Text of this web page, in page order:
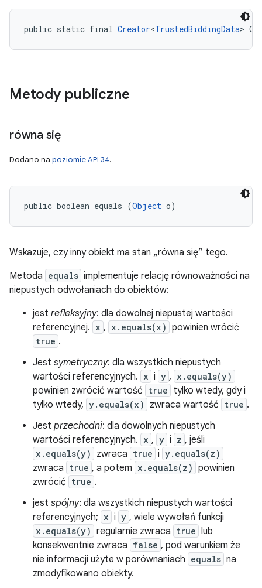
public static final Creator<TrustedBiddingData>
Metody publiczne
równa się
Dodano na poziomie API 34.
public boolean equals (Object o)
Wskazuje, czy inny obiekt ma stan „równa się” tego.
Metoda equals implementuje relację równoważności na
niepustych odwołaniach do obiektów:
jest refleksyjny: dla dowolnej niepustej wartości
referencyjnej. x , x.equals(x) powinien wrócić
true .
Jest symetryczny: dla wszystkich niepustych
wartości referencyjnych. x i y , x.equals(y)
powinien zwrócić wartość true tylko wtedy, gdy i
tylko wtedy, y.equals(x) zwraca wartość true .
Jest przechodni: dla dowolnych niepustych
wartości referencyjnych. x , y i z , jeśli
x.equals(y) zwraca true i y.equals(z)
zwraca true , a potem x.equals(z) powinien
zwrócić true .
jest spójny: dla wszystkich niepustych wartości
referencyjnych; x i y , wiele wywołań funkcji
x.equals(y) regularnie zwraca true lub
konsekwentnie zwraca false , pod warunkiem że
nie informacji użyte w porównaniach equals na
zmodyfikowano obiekty.